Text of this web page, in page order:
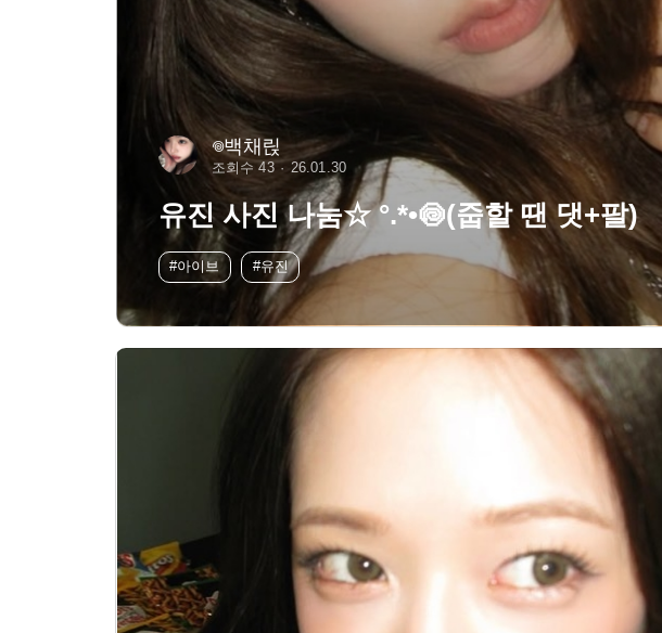
𖦹백채릱
조회수 43 26.01.30
유진 사진 나눔☆ °.*•🍥(줍할 땐 댓+팔)
#아이브 #유진